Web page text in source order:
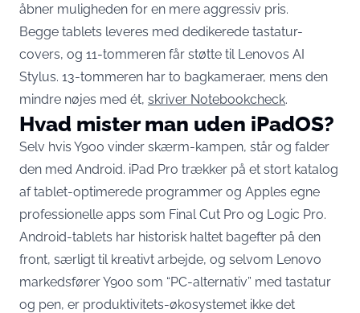
åbner muligheden for en mere aggressiv pris.
Begge tablets leveres med dedikerede tastatur-
covers, og 11-tommeren får støtte til Lenovos AI
Stylus. 13-tommeren har to bagkameraer, mens den
mindre nøjes med ét, skriver Notebookcheck.
Hvad mister man uden iPadOS?
Selv hvis Y900 vinder skærm-kampen, står og falder
den med Android. iPad Pro trækker på et stort katalog
af tablet-optimerede programmer og Apples egne
professionelle apps som Final Cut Pro og Logic Pro.
Android-tablets har historisk haltet bagefter på den
front, særligt til kreativt arbejde, og selvom Lenovo
markedsfører Y900 som “PC-alternativ” med tastatur
og pen, er produktivitets-økosystemet ikke det